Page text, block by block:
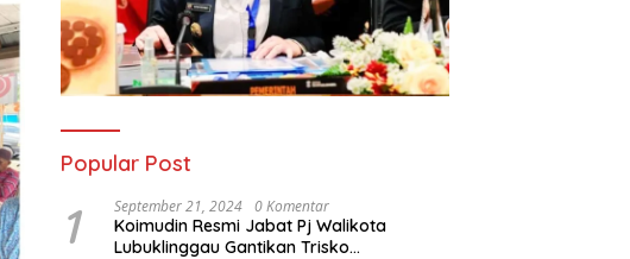
Popular Post
1 September 21, 2024 0 Komentar
Koimudin Resmi Jabat Pj Walikota
Lubuklinggau Gantikan Trisko